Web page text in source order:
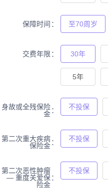
保障时间 至70周岁
交费年限 30年
5年
身故或全残保险
金
不投保
第二次重大疾病
保险金
不投保
第二次恶性肿瘤
— 重度关爱保
险金
不投保